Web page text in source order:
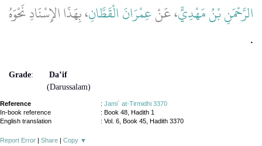
الرَّحْمَنِ بْنُ مَهْدِيٍّ، عَنْعِمْرَانَ الْقَطَّانِ، بِهَذَا الإِسْنَادِ نَحْوَهُ
‏.‏
Grade:
Da’if
(Darussalam)
Reference : Jami` at-Tirmidhi 3370
In-book reference
: Book 48, Hadith 1
English translation
: Vol. 6, Book 45, Hadith 3370
Report Error | Share | Copy ▼